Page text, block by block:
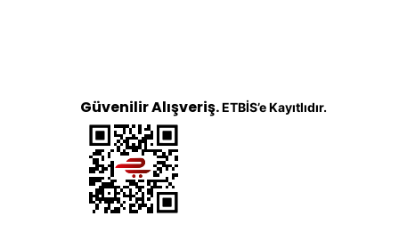
Güvenilir Alışveriş.ETBİS’e Kayıtlıdır.